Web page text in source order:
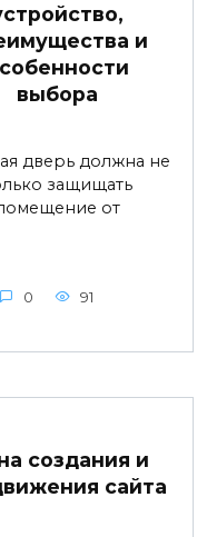
и
выбора
дверь должна не
защищать
от
0 91
создания и
сайта